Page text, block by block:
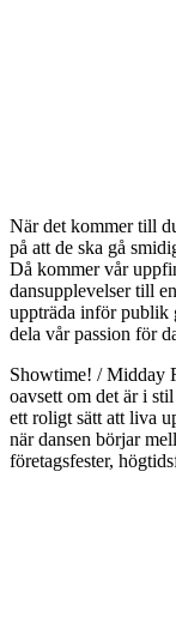
När det kommer till
på att de ska gå
Då kommer vår
dansupplevelser till
uppträda inför publik
dela vår passion för
Showtime! / Midday
oavsett om det är i
ett roligt sätt att liva
när dansen börjar
företagsfester,